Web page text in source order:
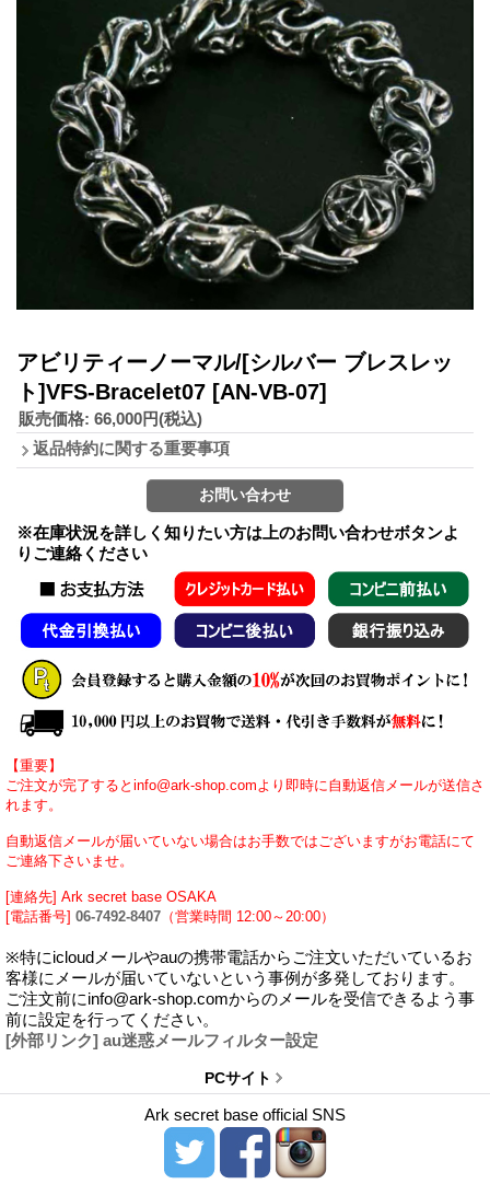
アビリティーノーマル/[シルバー ブレスレッ
ト]VFS-Bracelet07 [AN-VB-07]
販売価格: 66,000円(税込)
返品特約に関する重要事項
※在庫状況を詳しく知りたい方は上のお問い合わせボタンよ
りご連絡ください
【重要】
ご注文が完了するとinfo@ark-shop.comより即時に自動返信メールが送信さ
れます。
自動返信メールが届いていない場合はお手数ではございますがお電話にて
ご連絡下さいませ。
[連絡先] Ark secret base OSAKA
[電話番号] 06-7492-8407 （営業時間 12:00～20:00）
※特にicloudメールやauの携帯電話からご注文いただいているお
客様にメールが届いていないという事例が多発しております。
ご注文前にinfo@ark-shop.comからのメールを受信できるよう事
前に設定を行ってください。
[外部リンク] au迷惑メールフィルター設定
PCサイト
Ark secret base official SNS